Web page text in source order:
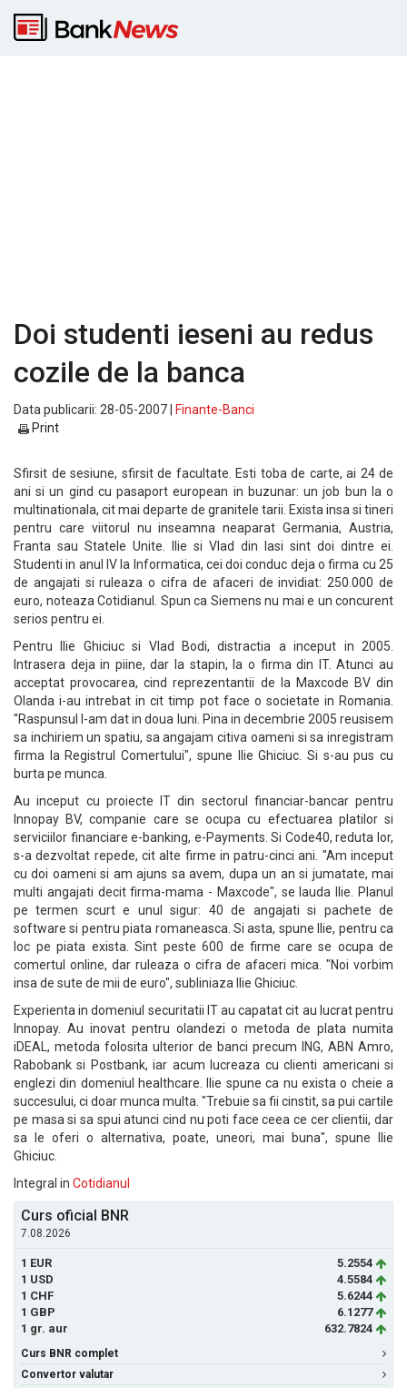
Doi studenti ieseni au redus
cozile de la banca
Data publicarii: 28-05-2007 |
Finante-Banci
Print
Sfirsit de sesiune, sfirsit de facultate. Esti toba de carte, ai 24 de
ani si un gind cu pasaport european in buzunar: un job bun la o
multinationala, cit mai departe de granitele tarii. Exista insa si tineri
pentru care viitorul nu inseamna neaparat Germania, Austria,
Franta sau Statele Unite. Ilie si Vlad din Iasi sint doi dintre ei.
Studenti in anul IV la Informatica, cei doi conduc deja o firma cu 25
de angajati si ruleaza o cifra de afaceri de invidiat: 250.000 de
euro, noteaza Cotidianul. Spun ca Siemens nu mai e un concurent
serios pentru ei.
Pentru Ilie Ghiciuc si Vlad Bodi, distractia a inceput in 2005.
Intrasera deja in piine, dar la stapin, la o firma din IT. Atunci au
acceptat provocarea, cind reprezentantii de la Maxcode BV din
Olanda i-au intrebat in cit timp pot face o societate in Romania.
"Raspunsul l-am dat in doua luni. Pina in decembrie 2005 reusisem
sa inchiriem un spatiu, sa angajam citiva oameni si sa inregistram
firma la Registrul Comertului", spune Ilie Ghiciuc. Si s-au pus cu
burta pe munca.
Au inceput cu proiecte IT din sectorul financiar-bancar pentru
Innopay BV, companie care se ocupa cu efectuarea platilor si
serviciilor financiare e-banking, e-Payments. Si Code40, reduta lor,
s-a dezvoltat repede, cit alte firme in patru-cinci ani. "Am inceput
cu doi oameni si am ajuns sa avem, dupa un an si jumatate, mai
multi angajati decit firma-mama - Maxcode", se lauda Ilie. Planul
pe termen scurt e unul sigur: 40 de angajati si pachete de
software si pentru piata romaneasca. Si asta, spune Ilie, pentru ca
loc pe piata exista. Sint peste 600 de firme care se ocupa de
comertul online, dar ruleaza o cifra de afaceri mica. "Noi vorbim
insa de sute de mii de euro", subliniaza Ilie Ghiciuc.
Experienta in domeniul securitatii IT au capatat cit au lucrat pentru
Innopay. Au inovat pentru olandezi o metoda de plata numita
iDEAL, metoda folosita ulterior de banci precum ING, ABN Amro,
Rabobank si Postbank, iar acum lucreaza cu clienti americani si
englezi din domeniul healthcare. Ilie spune ca nu exista o cheie a
succesului, ci doar munca multa. "Trebuie sa fii cinstit, sa pui cartile
pe masa si sa spui atunci cind nu poti face ceea ce cer clientii, dar
sa le oferi o alternativa, poate, uneori, mai buna", spune Ilie
Ghiciuc.
Integral in Cotidianul
Curs oficial BNR
7.08.2026
1 EUR
5.2554
1 USD
4.5584
1 CHF
5.6244
1 GBP
6.1277
1 gr. aur
632.7824
Curs BNR complet
Convertor valutar